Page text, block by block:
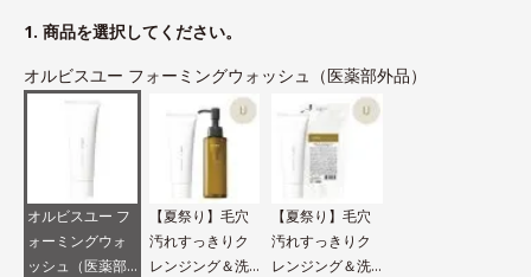
1. 商品を選択してください。
オルビスユー フォーミングウォッシュ（医薬部外品）
オルビスユー フ
ォーミングウォ
ッシュ（医薬部
【夏祭り】毛穴
汚れすっきりク
レンジング＆洗
【夏祭り】毛穴
汚れすっきりク
レンジング＆洗